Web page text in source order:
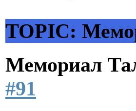
TOPIC:
Мемориал
#91